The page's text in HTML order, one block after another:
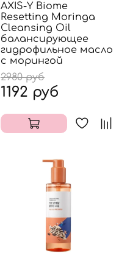
AXIS-Y Biome
Resetting Moringa
Cleansing Oil
балансирующее
гидрофильное масло
с морингой
2980 руб
1192 руб